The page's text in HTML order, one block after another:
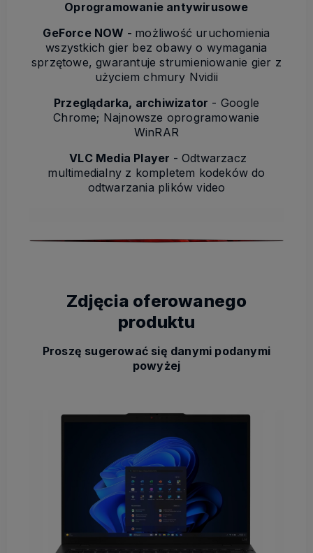
Oprogramowanie antywirusowe
GeForce NOW - możliwość uruchomienia
wszystkich gier bez obawy o wymagania
sprzętowe, gwarantuje strumieniowanie gier z
użyciem chmury Nvidii
Przeglądarka, archiwizator - Google
Chrome; Najnowsze oprogramowanie
WinRAR
VLC Media Player - Odtwarzacz
multimedialny z kompletem kodeków do
odtwarzania plików video
Zdjęcia oferowanego
produktu
Proszę sugerować się danymi podanymi
powyżej